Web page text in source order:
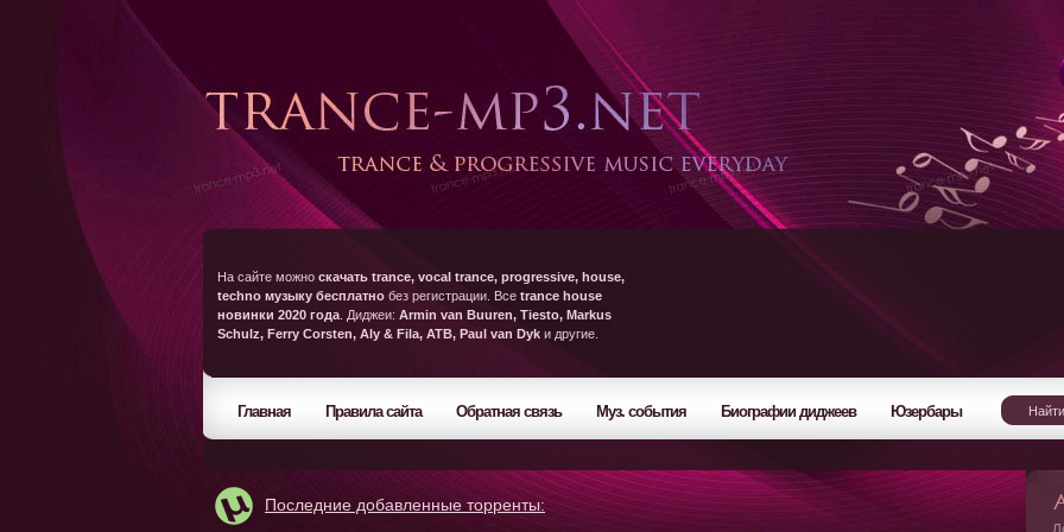
На сайте можно скачать trance, vocal trance, progressive, house,
techno музыку бесплатно без регистрации. Все trance house
новинки 2020 года . Диджеи: Armin van Buuren, Tiesto, Markus
Schulz, Ferry Corsten, Aly & Fila, ATB, Paul van Dyk и другие.
Главная Правила сайта Обратная связь Муз. события Биографии диджеев Юзербары
Последние добавленные торренты: